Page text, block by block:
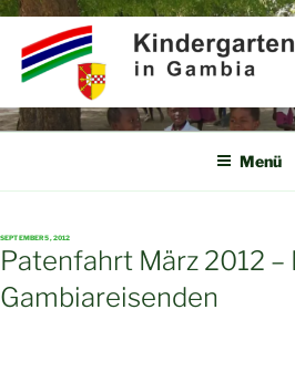
Zum
Inhalt
springen
KINDERGARTEN
WATTENSCHEID
Partner für Afrika e.V.
Menü
VERÖFFENTLICHT
SEPTEMBER 5, 2012
Patenfahrt März 2012
Gambiareisenden